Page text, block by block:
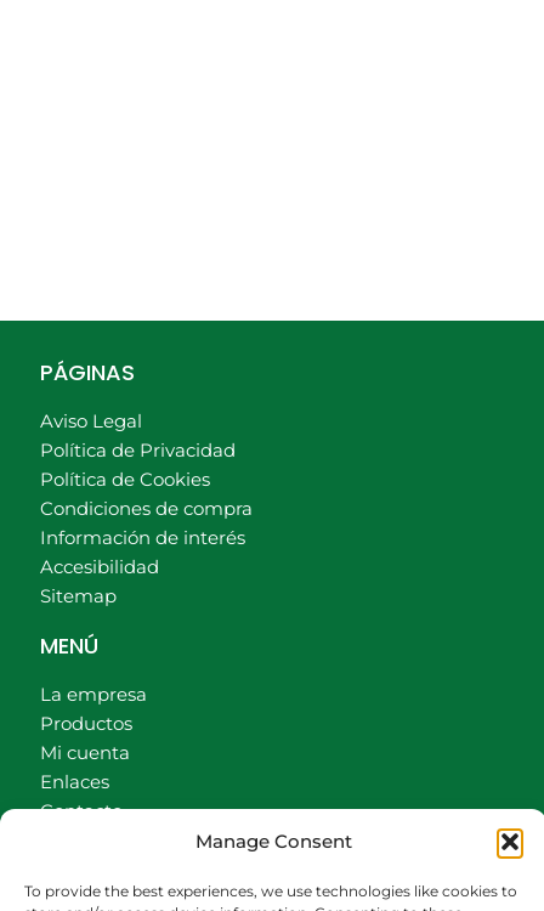
Manage Consent
To provide the best experiences, we use technologies like cookies to
PÁGINAS
Aviso Legal
Política de Privacidad
Política de Cookies
Condiciones de compra
Información de interés
Accesibilidad
Sitemap
MENÚ
La empresa
Productos
Mi cuenta
Enlaces
Contacto